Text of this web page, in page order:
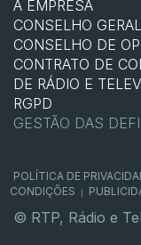
A EMPRESA
CONSELHO
CONSELHO DE
CONTRATO DE
DE RÁDIO E
RGPD
GESTÃO DAS
POLÍTICA DE
CONDIÇÕES
© RTP, Rádio e